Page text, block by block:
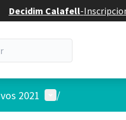
Decidim Calafell-
2021 Menú de usuario
/